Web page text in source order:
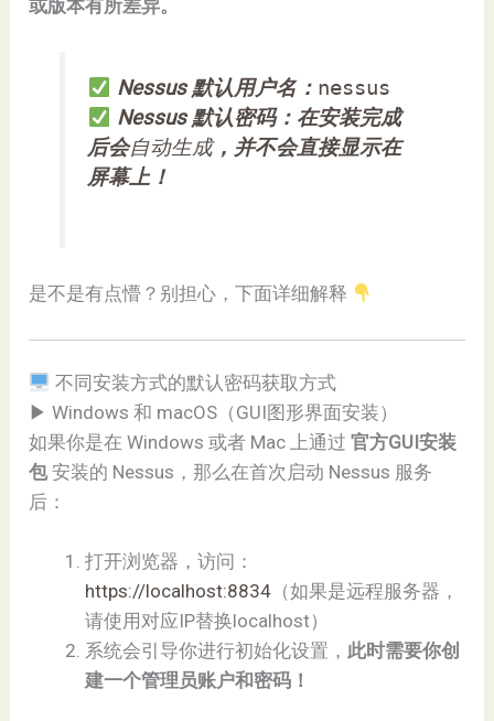
或版本有所差异。
Nessus 默认用户名： nessus
Nessus 默认密码：在安装完成
后会自动生成，并不会直接显示在
屏幕上！
是不是有点懵？别担心，下面详细解释
不同安装方式的默认密码获取方式
▶ Windows 和 macOS（GUI图形界面安装）
如果你是在 Windows 或者 Mac 上通过官方GUI安装
包安装的 Nessus，那么在首次启动 Nessus 服务
后：
打开浏览器，访问：
https://localhost:8834 （如果是远程服务器，
请使用对应IP替换localhost）
系统会引导你进行初始化设置，此时需要你创
建一个管理员账户和密码！